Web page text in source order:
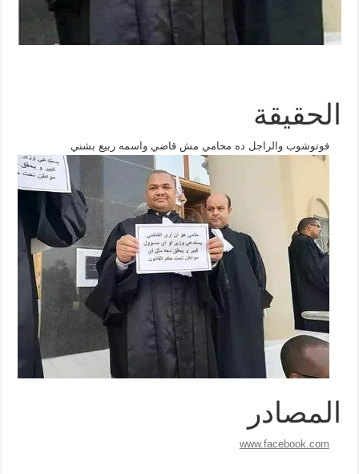
الحقيقة
فوتوشوب والراجل ده محامي مش قاضي واسمه ربيع بشني
المصادر
www.facebook.com